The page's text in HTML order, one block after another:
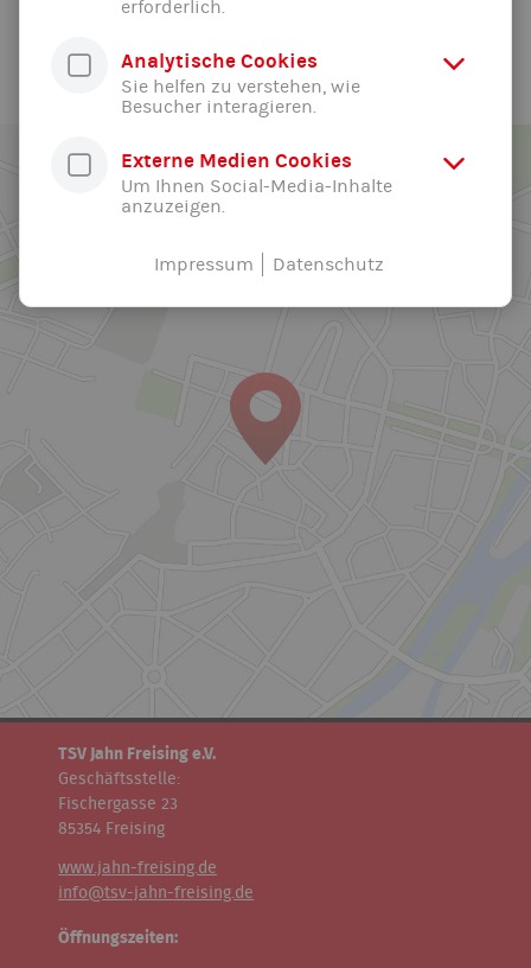
TSV Jahn Freising e.V.
Geschäftsstelle:
Fischergasse 23
85354 Freising
www.jahn-freising.de
info@tsv-jahn-freising.de
Öffnungszeiten:
erforderlich.
Analytische Cookies
Sie helfen zu verstehen, wie
Besucher interagieren.
Externe Medien Cookies
Um Ihnen Social-Media-Inhalte
anzuzeigen.
Impressum Datenschutz